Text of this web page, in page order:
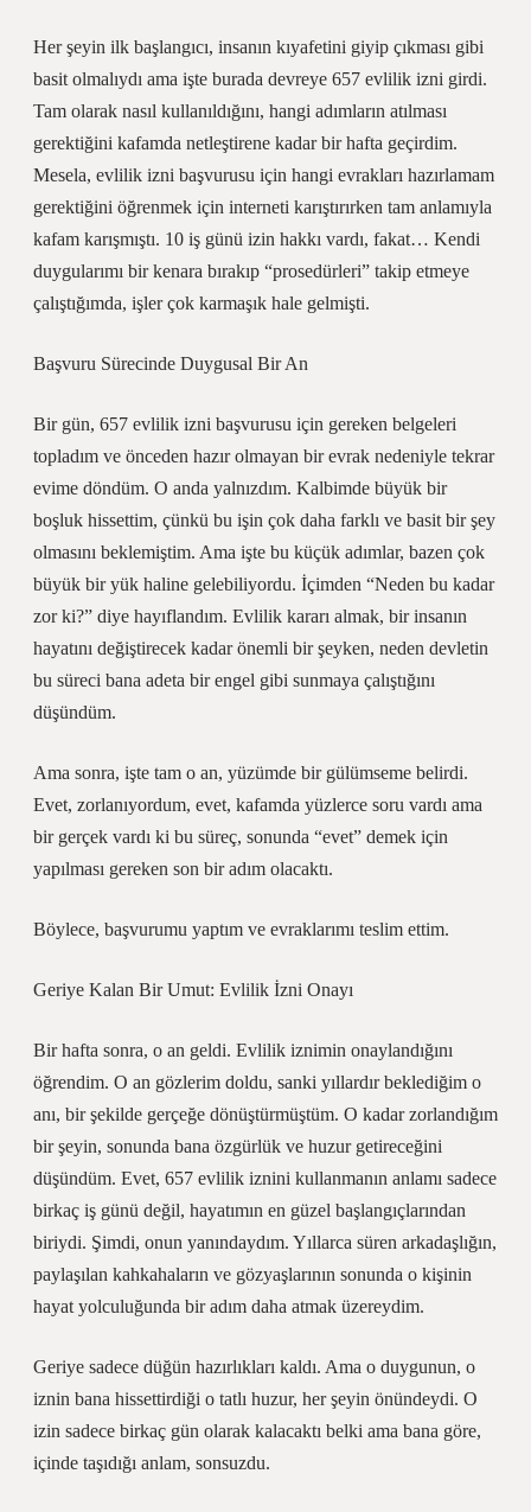
Her şeyin ilk başlangıcı, insanın kıyafetini giyip çıkması gibi
basit olmalıydı ama işte burada devreye 657 evlilik izni girdi.
Tam olarak nasıl kullanıldığını, hangi adımların atılması
gerektiğini kafamda netleştirene kadar bir hafta geçirdim.
Mesela, evlilik izni başvurusu için hangi evrakları hazırlamam
gerektiğini öğrenmek için interneti karıştırırken tam anlamıyla
kafam karışmıştı. 10 iş günü izin hakkı vardı, fakat… Kendi
duygularımı bir kenara bırakıp “prosedürleri” takip etmeye
çalıştığımda, işler çok karmaşık hale gelmişti.
Başvuru Sürecinde Duygusal Bir An
Bir gün, 657 evlilik izni başvurusu için gereken belgeleri
topladım ve önceden hazır olmayan bir evrak nedeniyle tekrar
evime döndüm. O anda yalnızdım. Kalbimde büyük bir
boşluk hissettim, çünkü bu işin çok daha farklı ve basit bir şey
olmasını beklemiştim. Ama işte bu küçük adımlar, bazen çok
büyük bir yük haline gelebiliyordu. İçimden “Neden bu kadar
zor ki?” diye hayıflandım. Evlilik kararı almak, bir insanın
hayatını değiştirecek kadar önemli bir şeyken, neden devletin
bu süreci bana adeta bir engel gibi sunmaya çalıştığını
düşündüm.
Ama sonra, işte tam o an, yüzümde bir gülümseme belirdi.
Evet, zorlanıyordum, evet, kafamda yüzlerce soru vardı ama
bir gerçek vardı ki bu süreç, sonunda “evet” demek için
yapılması gereken son bir adım olacaktı.
Böylece, başvurumu yaptım ve evraklarımı teslim ettim.
Geriye Kalan Bir Umut: Evlilik İzni Onayı
Bir hafta sonra, o an geldi. Evlilik iznimin onaylandığını
öğrendim. O an gözlerim doldu, sanki yıllardır beklediğim o
anı, bir şekilde gerçeğe dönüştürmüştüm. O kadar zorlandığım
bir şeyin, sonunda bana özgürlük ve huzur getireceğini
düşündüm. Evet, 657 evlilik iznini kullanmanın anlamı sadece
birkaç iş günü değil, hayatımın en güzel başlangıçlarından
biriydi. Şimdi, onun yanındaydım. Yıllarca süren arkadaşlığın,
paylaşılan kahkahaların ve gözyaşlarının sonunda o kişinin
hayat yolculuğunda bir adım daha atmak üzereydim.
Geriye sadece düğün hazırlıkları kaldı. Ama o duygunun, o
iznin bana hissettirdiği o tatlı huzur, her şeyin önündeydi. O
izin sadece birkaç gün olarak kalacaktı belki ama bana göre,
içinde taşıdığı anlam, sonsuzdu.